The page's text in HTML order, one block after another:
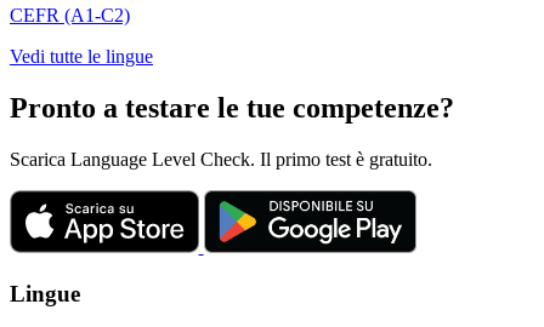
CEFR (A1-C2)
Vedi tutte le lingue
Pronto a testare le tue competenze?
Scarica Language Level Check. Il primo test è gratuito.
Lingue